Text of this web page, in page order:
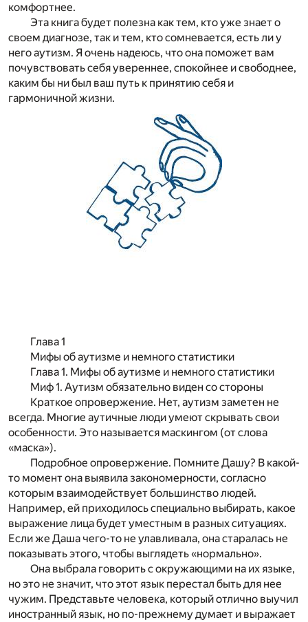
комфортнее.
Эта книга будет полезна как тем, кто уже знает о
своем диагнозе, так и тем, кто сомневается, есть ли у
него аутизм. Я очень надеюсь, что она поможет вам
почувствовать себя увереннее, спокойнее и свободнее,
каким бы ни был ваш путь к принятию себя и
гармоничной жизни.
Глава 1
Мифы об аутизме и немного статистики
Глава 1. Мифы об аутизме и немного статистики
Миф 1. Аутизм обязательно виден со стороны
Краткое опровержение. Нет, аутизм заметен не
всегда. Многие аутичные люди умеют скрывать свои
особенности. Это называется маскингом (от слова
«маска»).
Подробное опровержение. Помните Дашу? В какой-
то момент она выявила закономерности, согласно
которым взаимодействует большинство людей.
Например, ей приходилось специально выбирать, какое
выражение лица будет уместным в разных ситуациях.
Если же Даша чего-то не улавливала, она старалась не
показывать этого, чтобы выглядеть «нормально».
Она выбрала говорить с окружающими на ихязыке,
но это не значит, что этот язык перестал быть для нее
чужим. Представьте человека, который отлично выучил
иностранный язык, но по-прежнему думает и выражает